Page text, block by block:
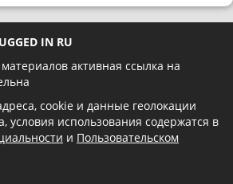
IN RU
активная ссылка на
cookie и данные геолокации
условия использования содержатся в
и Пользовательском